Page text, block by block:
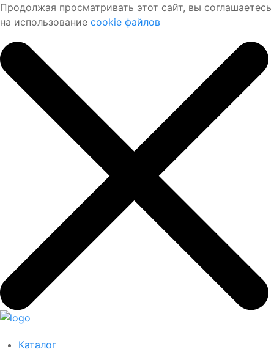
Продолжая просматривать этот сайт, вы соглашаетесь
на использование cookie файлов
Каталог